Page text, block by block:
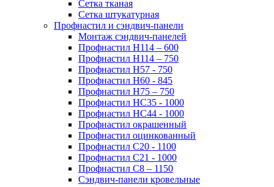
Сетка тканая
Сетка штукатурная
Профнастил и сэндвич-панели
Монтаж сэндвич-панелей
Профнастил Н114 – 600
Профнастил Н114 – 750
Профнастил Н57 - 750
Профнастил Н60 - 845
Профнастил Н75 – 750
Профнастил НС35 - 1000
Профнастил НС44 - 1000
Профнастил окрашенный
Профнастил оцинкованный
Профнастил С20 - 1100
Профнастил С21 - 1000
Профнастил С8 – 1150
Сэндвич-панели кровельные